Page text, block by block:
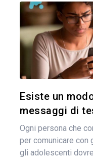
Esiste un
messaggi di
Ogni persona che
per comunicare con
gli adolescenti